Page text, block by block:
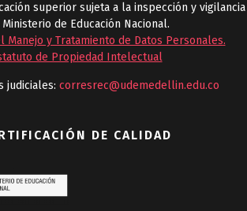
superior sujeta a la inspección y vigilancia
de Educación Nacional.
Manejo y Tratamiento de Datos Personales.
de Propiedad Intelectual
judiciales: corresrec@udemedellin.edu.co
DE CALIDAD